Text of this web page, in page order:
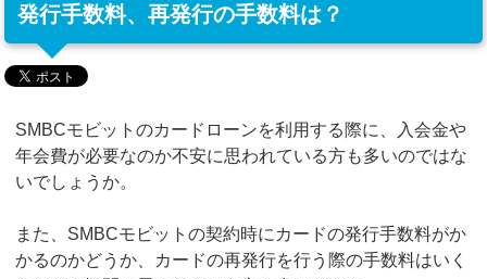
発行手数料、再発行の手数料は？
SMBCモビットのカードローンを利用する際に、入会金や
年会費が必要なのか不安に思われている方も多いのではな
いでしょうか。
また、SMBCモビットの契約時にカードの発行手数料がか
かるのかどうか、カードの再発行を行う際の手数料はいく